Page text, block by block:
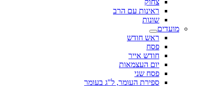
צחוק
ראינות עם הרב
שונות
מועדים
ראש חודש
פסח
חודש אייר
יום העצמאות
פסח שני
ספירת העומר, ל"ג בעומר